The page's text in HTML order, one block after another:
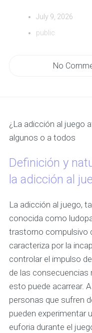
July 9, 2026
public
No
¿La adicción al juego
algunos o a todos
Definición y
la adicción al
La adicción al juego,
conocida como
trastorno compulsivo
caracteriza por la
controlar el impulso
de las consecuencias
esto puede acarrear.
personas que sufren
pueden experimentar
euforia durante el